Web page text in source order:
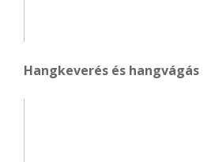
Hangkeverés és hangvágás